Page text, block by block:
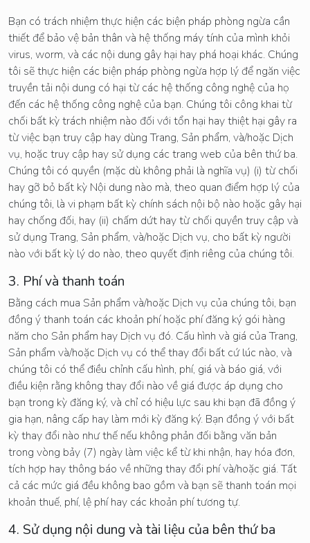
Bạn có trách nhiệm thực hiện các biện pháp phòng ngừa cần
thiết để bảo vệ bản thân và hệ thống máy tính của mình khỏi
virus, worm, và các nội dung gây hại hay phá hoại khác. Chúng
tôi sẽ thực hiện các biện pháp phòng ngừa hợp lý để ngăn việc
truyền tải nội dung có hại từ các hệ thống công nghệ của họ
đến các hệ thống công nghệ của bạn. Chúng tôi công khai từ
chối bất kỳ trách nhiệm nào đối với tổn hại hay thiệt hại gây ra
từ việc bạn truy cập hay dùng Trang, Sản phẩm, và/hoặc Dịch
vụ, hoặc truy cập hay sử dụng các trang web của bên thứ ba.
Chúng tôi có quyền (mặc dù không phải là nghĩa vụ) (i) từ chối
hay gỡ bỏ bất kỳ Nội dung nào mà, theo quan điểm hợp lý của
chúng tôi, là vi phạm bất kỳ chính sách nội bộ nào hoặc gây hại
hay chống đối, hay (ii) chấm dứt hay từ chối quyền truy cập và
sử dụng Trang, Sản phẩm, và/hoặc Dịch vụ, cho bất kỳ người
nào với bất kỳ lý do nào, theo quyết định riêng của chúng tôi.
3. Phí và thanh toán
Bằng cách mua Sản phẩm và/hoặc Dịch vụ của chúng tôi, bạn
đồng ý thanh toán các khoản phí hoặc phí đăng ký gói hàng
năm cho Sản phẩm hay Dịch vụ đó. Cấu hình và giá của Trang,
Sản phẩm và/hoặc Dịch vụ có thể thay đổi bất cứ lúc nào, và
chúng tôi có thể điều chỉnh cấu hình, phí, giá và báo giá, với
điều kiện rằng không thay đổi nào về giá được áp dụng cho
bạn trong kỳ đăng ký, và chỉ có hiệu lực sau khi bạn đã đồng ý
gia hạn, nâng cấp hay làm mới kỳ đăng ký. Bạn đồng ý với bất
kỳ thay đổi nào như thế nếu không phản đối bằng văn bản
trong vòng bảy (7) ngày làm việc kể từ khi nhận, hay hóa đơn,
tích hợp hay thông báo về những thay đổi phí và/hoặc giá. Tất
cả các mức giá đều không bao gồm và bạn sẽ thanh toán mọi
khoản thuế, phí, lệ phí hay các khoản phí tương tự.
4. Sử dụng nội dung và tài liệu của bên thứ ba